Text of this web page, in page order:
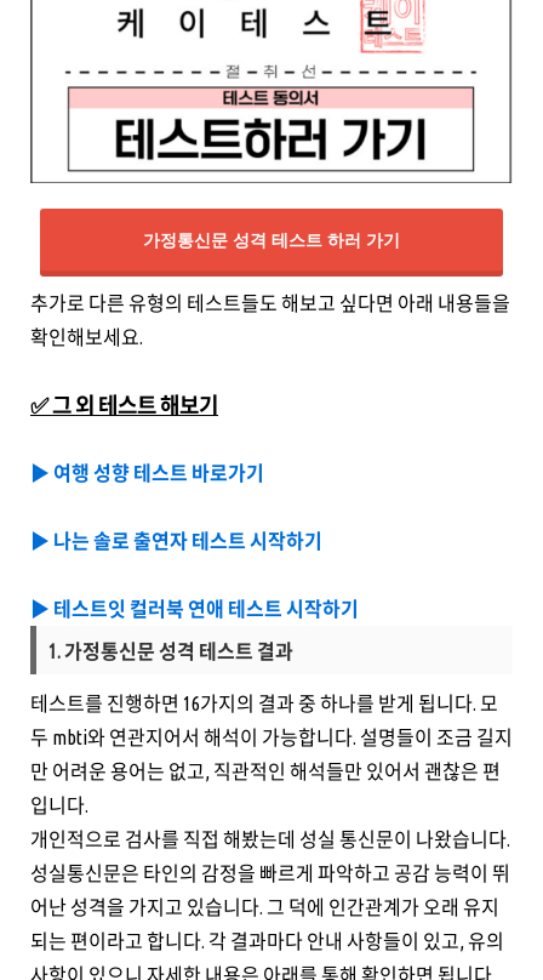
가정통신문 성격 테스트 하러 가기
추가로 다른 유형의 테스트들도 해보고 싶다면 아래 내용들을
확인해보세요.
✅ 그 외 테스트 해보기
▶️ 여행 성향 테스트 바로가기
▶️ 나는 솔로 출연자 테스트 시작하기
▶️ 테스트잇 컬러북 연애 테스트 시작하기
1. 가정통신문 성격 테스트 결과
테스트를 진행하면 16가지의 결과 중 하나를 받게 됩니다. 모
두 mbti와 연관지어서 해석이 가능합니다. 설명들이 조금 길지
만 어려운 용어는 없고, 직관적인 해석들만 있어서 괜찮은 편
입니다.
개인적으로 검사를 직접 해봤는데 성실 통신문이 나왔습니다.
성실통신문은 타인의 감정을 빠르게 파악하고 공감 능력이 뛰
어난 성격을 가지고 있습니다. 그 덕에 인간관계가 오래 유지
되는 편이라고 합니다. 각 결과마다 안내 사항들이 있고, 유의
사항이 있으니 자세한 내용은 아래를 통해 확인하면 됩니다.